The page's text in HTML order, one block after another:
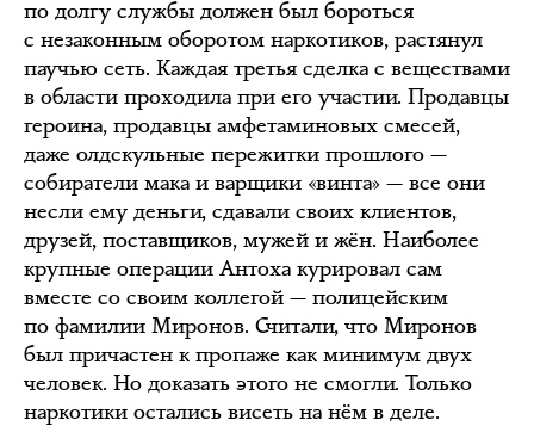
по долгу службы должен был бороться
с незаконным оборотом наркотиков, растянул
паучью сеть. Каждая третья сделка с веществами
в области проходила при его участии. Продавцы
героина, продавцы амфетаминовых смесей,
даже олдскульные пережитки прошлого —
собиратели мака и варщики «винта» — все они
несли ему деньги, сдавали своих клиентов,
друзей, поставщиков, мужей и жён. Наиболее
крупные операции Антоха курировал сам
вместе со своим коллегой — полицейским
по фамилии Миронов. Считали, что Миронов
был причастен к пропаже как минимум двух
человек. Но доказать этого не смогли. Только
наркотики остались висеть на нём в деле.